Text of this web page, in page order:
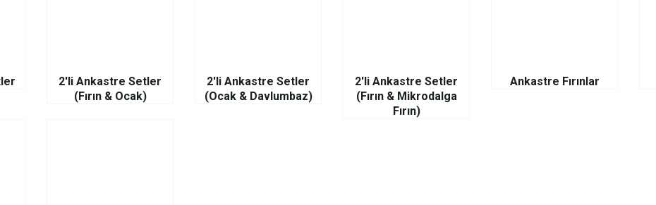
2'li Ankastre Setler
(Fırın & Ocak)
2'li Ankastre Setler
(Ocak & Davlumbaz)
2'li Ankastre Setler
(Fırın & Mikrodalga
Fırın)
Ankastre Fırınlar